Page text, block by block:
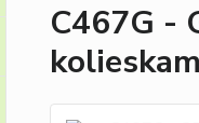
C467G -